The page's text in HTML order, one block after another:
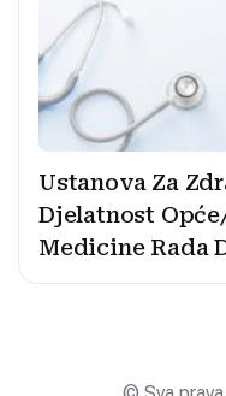
Ustanova Za
Djelatnost
Medicine Rada